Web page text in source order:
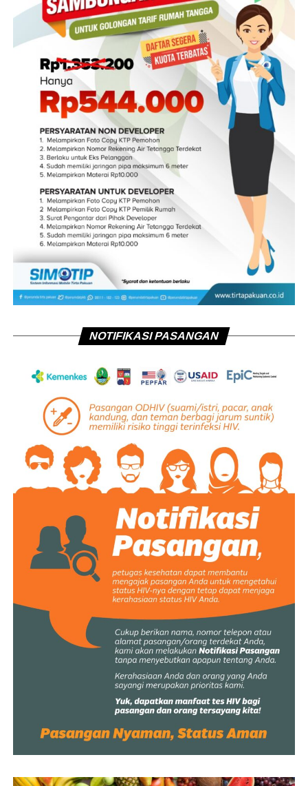
NOTIFIKASI PASANGAN